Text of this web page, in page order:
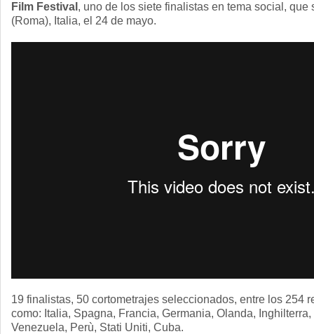
Film Festival , uno de los siete finalistas en tema social, que
(Roma), Italia, el 24 de mayo.
19 finalistas, 50 cortometrajes seleccionados, entre los 254
como: Italia, Spagna, Francia, Germania, Olanda,
Venezuela, Perù, Stati Uniti, Cuba.